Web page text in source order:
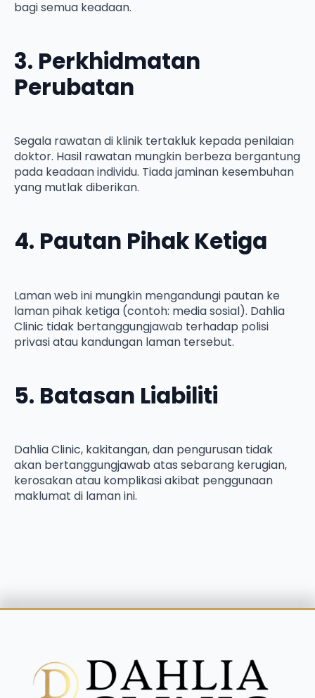
bagi semua keadaan.
3. Perkhidmatan
Perubatan
Segala rawatan di klinik tertakluk kepada penilaian
doktor. Hasil rawatan mungkin berbeza bergantung
pada keadaan individu. Tiada jaminan kesembuhan
yang mutlak diberikan.
4. Pautan Pihak Ketiga
Laman web ini mungkin mengandungi pautan ke
laman pihak ketiga (contoh: media sosial). Dahlia
Clinic tidak bertanggungjawab terhadap polisi
privasi atau kandungan laman tersebut.
5. Batasan Liabiliti
Dahlia Clinic, kakitangan, dan pengurusan tidak
akan bertanggungjawab atas sebarang kerugian,
kerosakan atau komplikasi akibat penggunaan
maklumat di laman ini.